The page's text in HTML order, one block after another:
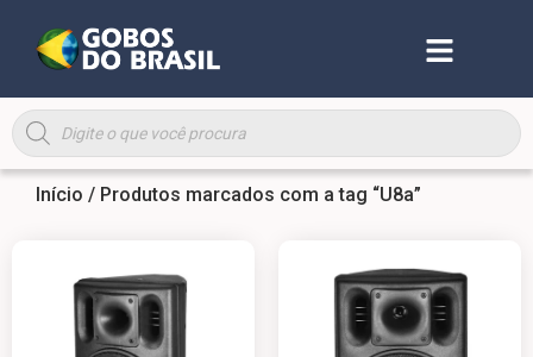
Início / Produtos marcados com a tag “U8a”